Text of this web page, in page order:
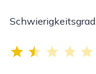
Schwierigkeitsgrad: